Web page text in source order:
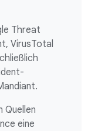
Threat
VirusTotal
Quellen
eine